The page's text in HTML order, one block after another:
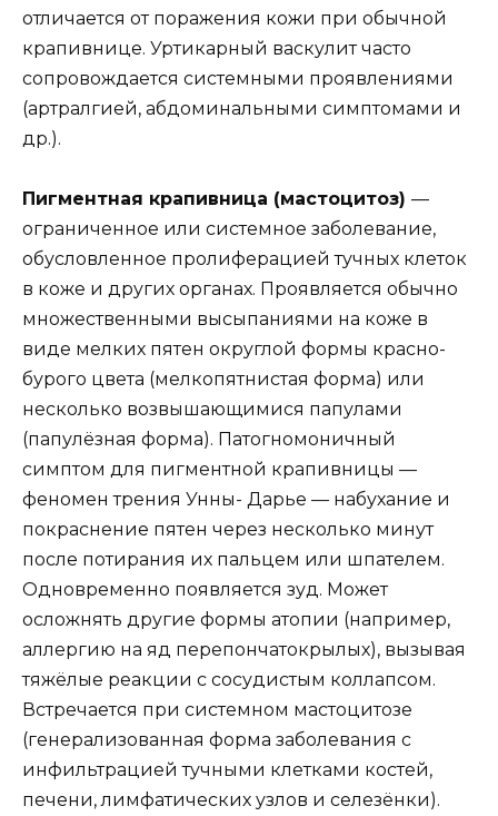
отличается от поражения кожи при обычной
крапивнице. Уртикарный васкулит часто
сопровождается системными проявлениями
(артралгией, абдоминальными симптомами и
др.).
Пигментная крапивница (мастоцитоз) —
ограниченное или системное заболевание,
обусловленное пролиферацией тучных клеток
в коже и других органах. Проявляется обычно
множественными высыпаниями на коже в
виде мелких пятен округлой формы красно-
бурого цвета (мелкопятнистая форма) или
несколько возвышающимися папулами
(папулёзная форма). Патогномоничный
симптом для пигментной крапивницы —
феномен трения Унны- Дарье — набухание и
покраснение пятен через несколько минут
после потирания их пальцем или шпателем.
Одновременно появляется зуд. Может
осложнять другие формы атопии (например,
аллергию на яд перепончатокрылых), вызывая
тяжёлые реакции с сосудистым коллапсом.
Встречается при системном мастоцитозе
(генерализованная форма заболевания с
инфильтрацией тучными клетками костей,
печени, лимфатических узлов и селезёнки).